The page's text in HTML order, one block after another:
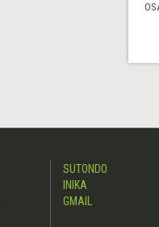
SUTONDO
INIKA
GMAIL